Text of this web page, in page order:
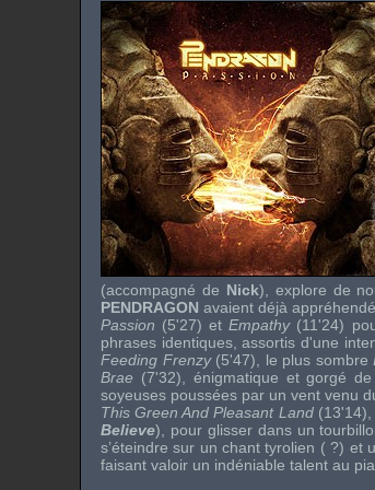
(accompagné de Nick), explore de
PENDRAGON avaient déjà
Passion (5'27) etEmpathy(11'24)
phrases identiques, assortis d'une
Feeding Frenzy(5'47), le plus sombre
Brae (7'32), énigmatique et gorgé
soyeuses poussées par un vent venu
This Green And Pleasant Land(13'14),
Believe), pour glisser dans un
s’éteindre sur un chant tyrolien ( ?) et
faisant valoir un indéniable talent au